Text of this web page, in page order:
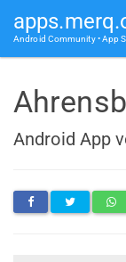
Android Community • App
Android App